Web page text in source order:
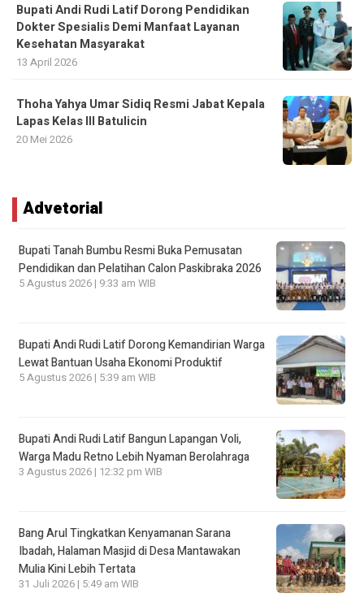
Bupati Andi Rudi Latif Dorong Pendidikan
Dokter Spesialis Demi Manfaat Layanan
Kesehatan Masyarakat
13 April 2026
Thoha Yahya Umar Sidiq Resmi Jabat Kepala
Lapas Kelas III Batulicin
20 Mei 2026
Advetorial
Bupati Tanah Bumbu Resmi Buka Pemusatan
Pendidikan dan Pelatihan Calon Paskibraka 2026
5 Agustus 2026 | 9:33 am WIB
Bupati Andi Rudi Latif Dorong Kemandirian Warga
Lewat Bantuan Usaha Ekonomi Produktif
5 Agustus 2026 | 5:39 am WIB
Bupati Andi Rudi Latif Bangun Lapangan Voli,
Warga Madu Retno Lebih Nyaman Berolahraga
3 Agustus 2026 | 12:32 pm WIB
Bang Arul Tingkatkan Kenyamanan Sarana
Ibadah, Halaman Masjid di Desa Mantawakan
Mulia Kini Lebih Tertata
31 Juli 2026 | 5:49 am WIB